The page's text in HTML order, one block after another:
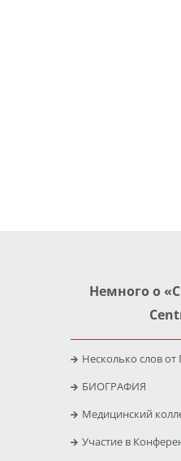
Немного о
Несколько слов
БИОГРАФИЯ
Медицинский
Участие в